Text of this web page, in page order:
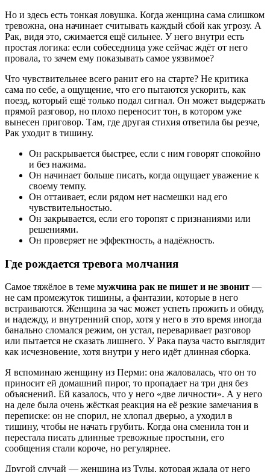
Но и здесь есть тонкая ловушка. Когда женщина сама слишком
тревожна, она начинает считывать каждый сбой как угрозу. А
Рак, видя это, сжимается ещё сильнее. У него внутри есть
простая логика: если собеседница уже сейчас ждёт от него
провала, то зачем ему показывать самое уязвимое?
Что чувствительнее всего ранит его на старте? Не критика
сама по себе, а ощущение, что его пытаются ускорить, как
поезд, который ещё только подал сигнал. Он может выдержать
прямой разговор, но плохо переносит тон, в котором уже
вынесен приговор. Там, где другая стихия ответила бы резче,
Рак уходит в тишину.
Он раскрывается быстрее, если с ним говорят спокойно
и без нажима.
Он начинает больше писать, когда ощущает уважение к
своему темпу.
Он оттаивает, если рядом нет насмешки над его
чувствительностью.
Он закрывается, если его торопят с признаниями или
решениями.
Он проверяет не эффектность, а надёжность.
Где рождается тревога молчания
Самое тяжёлое в теме мужчина рак не пишет и не звонит —
не сам промежуток тишины, а фантазии, которые в него
встраиваются. Женщина за час может успеть прожить и обиду,
и надежду, и внутренний спор, хотя у него в это время иногда
банально сломался режим, он устал, переваривает разговор
или пытается не сказать лишнего. У Рака пауза часто выглядит
как исчезновение, хотя внутри у него идёт длинная сборка.
Я вспоминаю женщину из Перми: она жаловалась, что он то
приносит ей домашний пирог, то пропадает на три дня без
объяснений. Ей казалось, что у него «две личности». А у него
на деле была очень жёсткая реакция на её резкие замечания в
переписке: он не спорил, не хлопал дверью, а уходил в
тишину, чтобы не начать грубить. Когда она сменила тон и
перестала писать длинные тревожные простыни, его
сообщения стали короче, но регулярнее.
Другой случай — женщина из Тулы, которая ждала от него